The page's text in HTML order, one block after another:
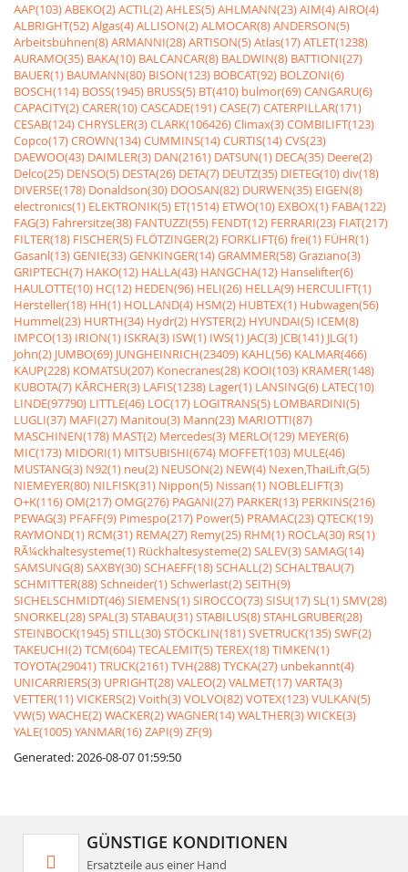
AAP(103)ABEKO(2)ACTIL(2)AHLES(5)AHLMANN(23)AIM(4)AIRO(4)
ALBRIGHT(52)Algas(4)ALLISON(2)ALMOCAR(8)ANDERSON(5)
Arbeitsbühnen(8)ARMANNI(28)ARTISON(5)Atlas(17)ATLET(1238)
AURAMO(35) BAKA(10) BALCANCAR(8) BALDWIN(8) BATTIONI(27)
BAUER(1) BAUMANN(80) BISON(123) BOBCAT(92) BOLZONI(6)
BOSCH(114) BOSS(1945) BRUSS(5) BT(410) bulmor(69)CANGARU(6)
CAPACITY(2)CARER(10)CASCADE(191)CASE(7)CATERPILLAR(171)
CESAB(124)CHRYSLER(3)CLARK(106426)Climax(3)COMBILIFT(123)
Copco(17)CROWN(134)CUMMINS(14)CURTIS(14)CVS(23)
DAEWOO(43) DAIMLER(3) DAN(2161) DATSUN(1) DECA(35) Deere(2)
Delco(25) DENSO(5) DESTA(26) DETA(7) DEUTZ(35) DIETEG(10)div(18)
DIVERSE(178) Donaldson(30) DOOSAN(82) DURWEN(35) EIGEN(8)
electronics(1) ELEKTRONIK(5) ET(1514) ETWO(10) EXBOX(1) FABA(122)
FAG(3) Fahrersitze(38) FANTUZZI(55) FENDT(12) FERRARI(23) FIAT(217)
FILTER(18) FISCHER(5) FLÖTZINGER(2) FORKLIFT(6)frei(1) FÜHR(1)
Gasanl(13)GENIE(33)GENKINGER(14)GRAMMER(58)Graziano(3)
GRIPTECH(7) HAKO(12) HALLA(43) HANGCHA(12) Hanselifter(6)
HAULOTTE(10) HC(12) HEDEN(96) HELI(26) HELLA(9) HERCULIFT(1)
Hersteller(18) HH(1) HOLLAND(4) HSM(2) HUBTEX(1) Hubwagen(56)
Hummel(23) HURTH(34) Hydr(2) HYSTER(2) HYUNDAI(5) ICEM(8)
IMPCO(13) IRION(1) ISKRA(3) ISW(1) IWS(1) JAC(3) JCB(141) JLG(1)
John(2) JUMBO(69) JUNGHEINRICH(23409) KAHL(56) KALMAR(466)
KAUP(228) KOMATSU(207) Konecranes(28) KOOI(103) KRAMER(148)
KUBOTA(7) KÃRCHER(3) LAFIS(1238) Lager(1) LANSING(6) LATEC(10)
LINDE(97790) LITTLE(46) LOC(17) LOGITRANS(5) LOMBARDINI(5)
LUGLI(37) MAFI(27) Manitou(3) Mann(23) MARIOTTI(87)
MASCHINEN(178) MAST(2) Mercedes(3) MERLO(129) MEYER(6)
MIC(173) MIDORI(1) MITSUBISHI(674) MOFFET(103) MULE(46)
MUSTANG(3) N92(1) neu(2) NEUSON(2) NEW(4) Nexen,ThaiLift,G(5)
NIEMEYER(80) NILFISK(31) Nippon(5) Nissan(1) NOBLELIFT(3)
O+K(116)OM(217)OMG(276) PAGANI(27) PARKER(13) PERKINS(216)
PEWAG(3) PFAFF(9) Pimespo(217) Power(5) PRAMAC(23)QTECK(19)
RAYMOND(1) RCM(31) REMA(27) Remy(25) RHM(1) ROCLA(30) RS(1)
RÃ¼ckhaltesysteme(1) Rückhaltesysteme(2)SALEV(3)SAMAG(14)
SAMSUNG(8)SAXBY(30)SCHAEFF(18)SCHALL(2)SCHALTBAU(7)
SCHMITTER(88)Schneider(1)Schwerlast(2)SEITH(9)
SICHELSCHMIDT(46)SIEMENS(1)SIROCCO(73)SISU(17)SL(1)SMV(28)
SNORKEL(28)SPAL(3)STABAU(31)STABILUS(8)STAHLGRUBER(28)
STEINBOCK(1945)STILL(30)STÖCKLIN(181)SVETRUCK(135)SWF(2)
TAKEUCHI(2)TCM(604)TECALEMIT(5)TEREX(18)TIMKEN(1)
TOYOTA(29041)TRUCK(2161)TVH(288)TYCKA(27) unbekannt(4)
UNICARRIERS(3) UPRIGHT(28)VALEO(2)VALMET(17)VARTA(3)
VETTER(11)VICKERS(2)Voith(3)VOLVO(82)VOTEX(123)VULKAN(5)
VW(5)WACHE(2)WACKER(2)WAGNER(14)WALTHER(3)WICKE(3)
YALE(1005)YANMAR(16)ZAPI(9)ZF(9)
Generated: 2026-08-07 01:59:50
GÜNSTIGE KONDITIONEN
Ersatzteile aus einer Hand